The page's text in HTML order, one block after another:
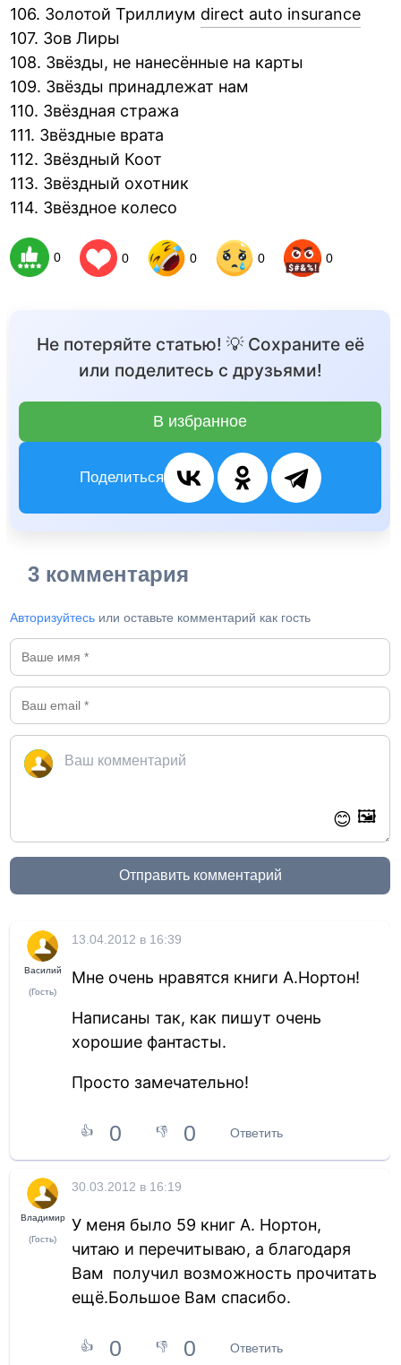
106. Золотой Триллиум direct auto insurance
107. Зов Лиры
108. Звёзды, не нанесённые на карты
109. Звёзды принадлежат нам
110. Звёздная стража
111. Звёздные врата
112. Звёздный Коот
113. Звёздный охотник
114. Звёздное колесо
0 0 0 0 0
Не потеряйте статью! 💡 Сохраните её
или поделитесь с друзьями!
В избранное
Поделиться
3 комментария
Авторизуйтесь или оставьте комментарий как гость
😊 🖼️
Отправить комментарий
Василий
(Гость)
13.04.2012 в 16:39
Мне очень нравятся книги А.Нортон!
Написаны так, как пишут очень
хорошие фантасты.
Просто замечательно!
👍 0 👎 0 Ответить
Владимир
(Гость)
30.03.2012 в 16:19
У меня было 59 книг А. Нортон,
читаю и перечитываю, а благодаря
Вам получил возможность прочитать
ещё.Большое Вам спасибо.
👍 0 👎 0 Ответить